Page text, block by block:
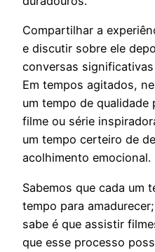
Compartilhar a
e discutir sobre ele
conversas
Em tempos agitados,
um tempo de qualidade
filme ou série
um tempo certeiro de
acolhimento emocional.
Sabemos que cada um
tempo para
sabe é que assistir
que esse processo